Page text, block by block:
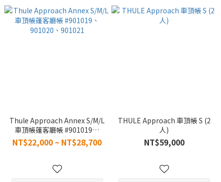
Thule Approach Annex S/M/L
車頂帳篷客廳帳 #901019、
901020、901021
NT$22,000 ~ NT$28,700
THULE Approach 車頂帳 S (2
人)
NT$59,000